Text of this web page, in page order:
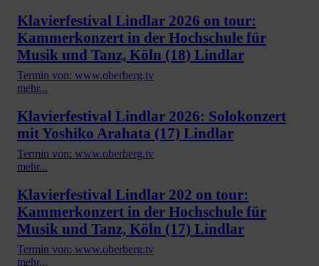
Klavierfestival Lindlar 2026 on tour:
Kammerkonzert in der Hochschule für
Musik und Tanz, Köln (18) Lindlar
Termin von: www.oberberg.tv
mehr...
Klavierfestival Lindlar 2026: Solokonzert
mit Yoshiko Arahata (17) Lindlar
Termin von: www.oberberg.tv
mehr...
Klavierfestival Lindlar 202 on tour:
Kammerkonzert in der Hochschule für
Musik und Tanz, Köln (17) Lindlar
Termin von: www.oberberg.tv
mehr...